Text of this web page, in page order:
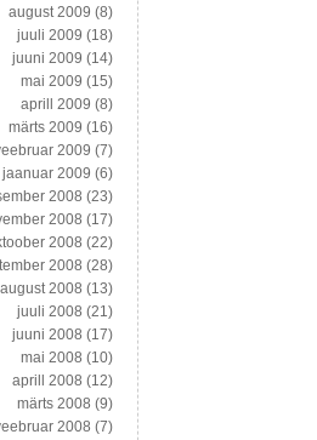
august 2009 (8)
juuli 2009 (18)
juuni 2009 (14)
mai 2009 (15)
aprill 2009 (8)
märts 2009 (16)
2009 (7)
jaanuar 2009 (6)
2008 (23)
2008 (17)
2008 (22)
2008 (28)
august 2008 (13)
juuli 2008 (21)
juuni 2008 (17)
mai 2008 (10)
aprill 2008 (12)
märts 2008 (9)
2008 (7)